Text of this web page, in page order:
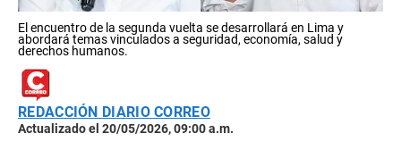
El encuentro de la segunda vuelta se desarrollará en Lima y
abordará temas vinculados a seguridad, economía, salud y
derechos humanos.
REDACCIÓN DIARIO CORREO
Actualizado el 20/05/2026, 09:00 a.m.